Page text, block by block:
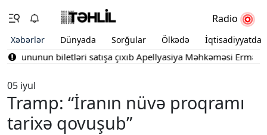
Radio
Xəbərlər Dünyada Sorğular Ölkədə İqtisadiyyatda
biletləri satışa çıxıb Apellyasiya Məhkəməsi
05 iyul
Tramp: “İranın nüvə proqramı
tarixə qovuşub”